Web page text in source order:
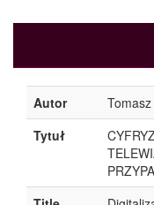
Autor
Tytuł